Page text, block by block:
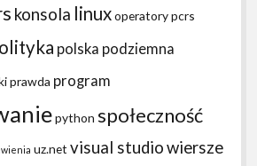
konsola linuxoperatorypcrs
polska podziemna
prawda program
python społeczność
uz.net visual studiowiersze